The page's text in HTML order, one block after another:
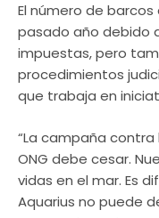
El número de
pasado año debido
impuestas, pero
procedimientos
que trabaja en
“La campaña
ONG debe cesar.
vidas en el mar. Es
Aquarius no puede